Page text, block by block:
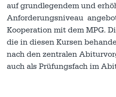
auf grundlegendem und
Anforderungsniveau
Kooperation mit dem MPG.
die in diesen Kursen
nach den zentralen
auch als Prüfungsfach im